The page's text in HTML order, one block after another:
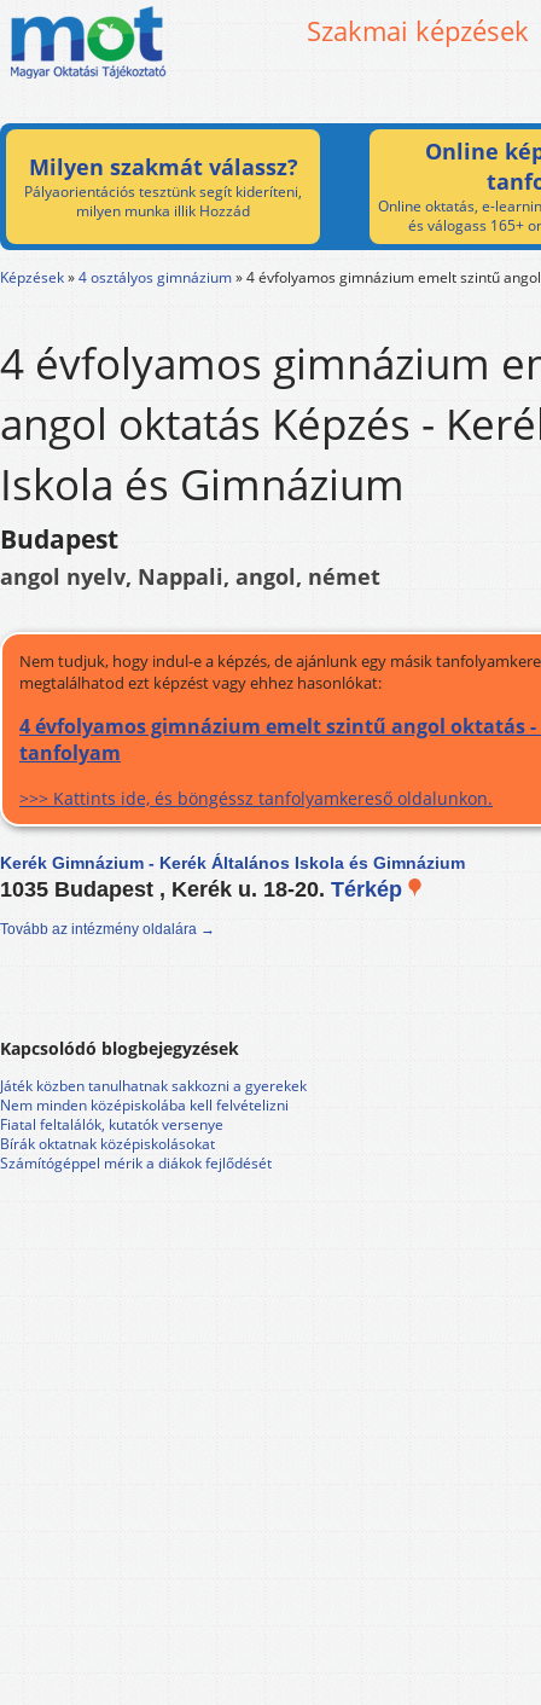
Szakmai képzések
Milyen szakmát válassz?
Pályaorientációs tesztünk segít kideríteni,
milyen munka illik Hozzád
Online
Online oktatás, e-
és válogass 165+
Képzések»4 osztályos gimnázium»4 évfolyamos gimnázium emelt szintű
4 évfolyamos gimnázium
angol oktatás Képzés -
Iskola és Gimnázium
Budapest
angol nyelv, Nappali, angol, német
Nem tudjuk, hogy indul-e a képzés, de ajánlunk egy másik
megtalálhatod ezt képzést vagy ehhez hasonlókat:
4 évfolyamos gimnázium emelt szintű angol oktatás -
tanfolyam
>>> Kattints ide, és böngéssz tanfolyamkereső oldalunkon.
Kerék Gimnázium - Kerék Általános Iskola és Gimnázium
1035 Budapest , Kerék u. 18-20. Térkép
Tovább az intézmény oldalára →
Kapcsolódó blogbejegyzések
Játék közben tanulhatnak sakkozni a gyerekek
Nem minden középiskolába kell felvételizni
Fiatal feltalálók, kutatók versenye
Bírák oktatnak középiskolásokat
Számítógéppel mérik a diákok fejlődését